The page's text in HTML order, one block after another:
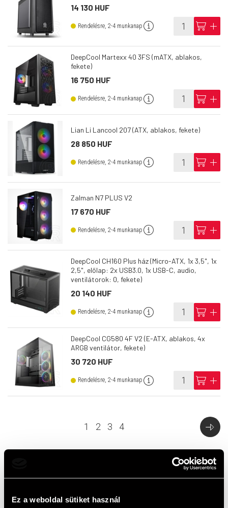
Ez a weboldal sütiket használ
14 130 HUF
Rendelésre, 2-4 munkanap info cart add
DeepCool Martexx 40 3FS (mATX, ablakos,
fekete)
16 750 HUF
Rendelésre, 2-4 munkanap info cart add
Lian Li Lancool 207 (ATX, ablakos, fekete)
28 850 HUF
Rendelésre, 2-4 munkanap info cart add
Zalman N7 PLUS V2
17 670 HUF
Rendelésre, 2-4 munkanap info cart add
DeepCool CH160 Plus ház (Micro-ATX, 1x 3,5", 1x
2,5", előlap: 2x USB3.0, 1x USB-C, audio,
ventilátorok: 0, fekete)
20 140 HUF
Rendelésre, 2-4 munkanap info cart add
DeepCool CG580 4F V2 (E-ATX, ablakos, 4x
ARGB ventilátor, fekete)
30 720 HUF
Rendelésre, 2-4 munkanap info cart add
1 2 3 4
Top termékek